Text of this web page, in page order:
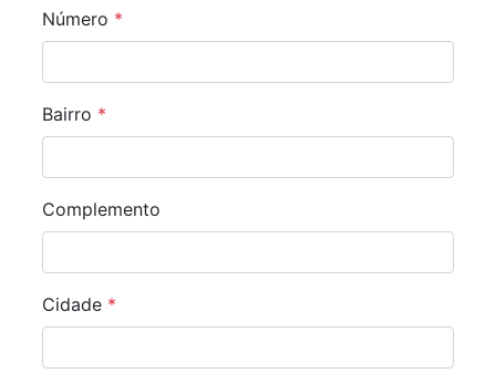
Número *
Bairro *
Complemento
Cidade *